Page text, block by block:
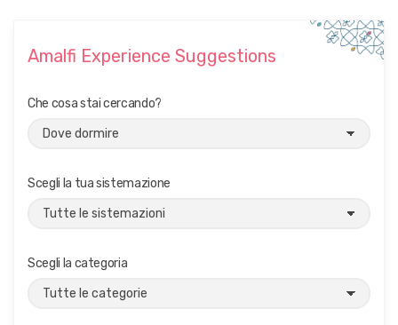
Amalfi Experience Suggestions
Che cosa stai cercando?
Scegli la tua sistemazione
Scegli la categoria